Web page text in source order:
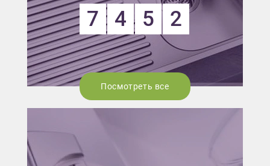
7 4 5 2
Посмотреть все